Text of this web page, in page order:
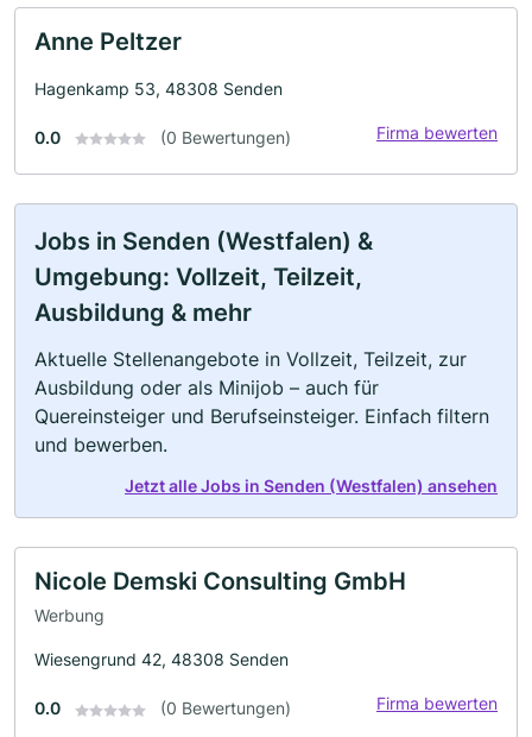
Anne Peltzer
Hagenkamp 53, 48308 Senden
0.0 (0 Bewertungen) Firma bewerten
Jobs in Senden (Westfalen) &
Umgebung: Vollzeit, Teilzeit,
Ausbildung & mehr
Aktuelle Stellenangebote in Vollzeit, Teilzeit, zur
Ausbildung oder als Minijob – auch für
Quereinsteiger und Berufseinsteiger. Einfach filtern
und bewerben.
Jetzt alle Jobs in Senden (Westfalen) ansehen
Nicole Demski Consulting GmbH
Werbung
Wiesengrund 42, 48308 Senden
0.0 (0 Bewertungen) Firma bewerten